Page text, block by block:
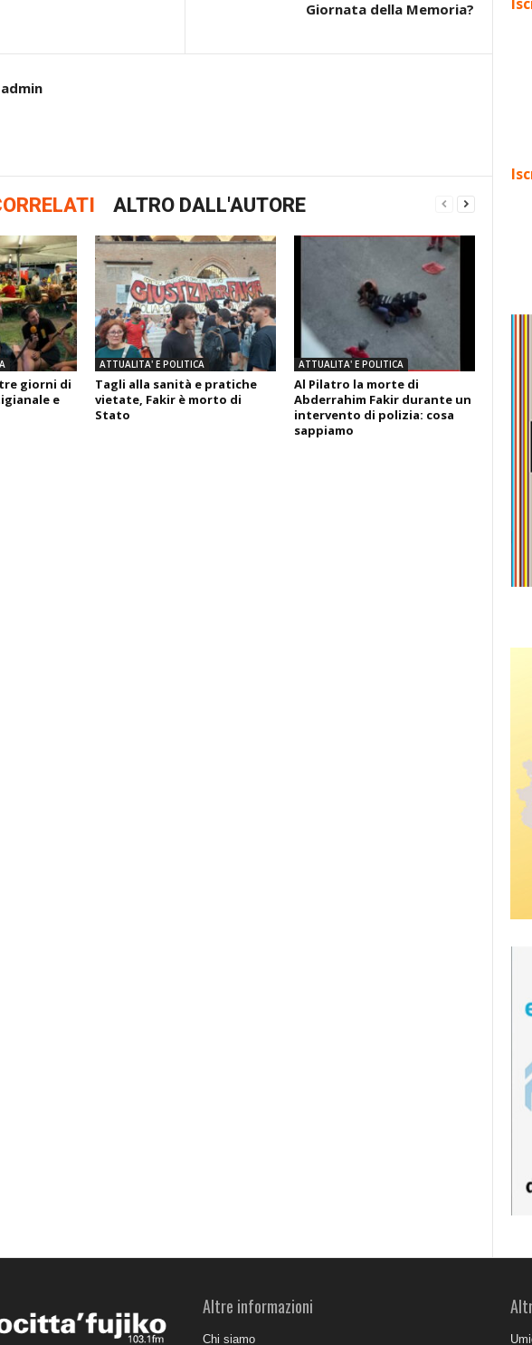
Giornata della Memoria?
admin
ALTRO DALL'AUTORE
tre giorni di
e
ATTUALITA' E POLITICA
Tagli alla sanità e pratiche
vietate, Fakir è morto di
Stato
ATTUALITA' E POLITICA
Al Pilatro la morte di
Abderrahim Fakir durante un
intervento di polizia: cosa
sappiamo
Altre informazioni
Chi siamo